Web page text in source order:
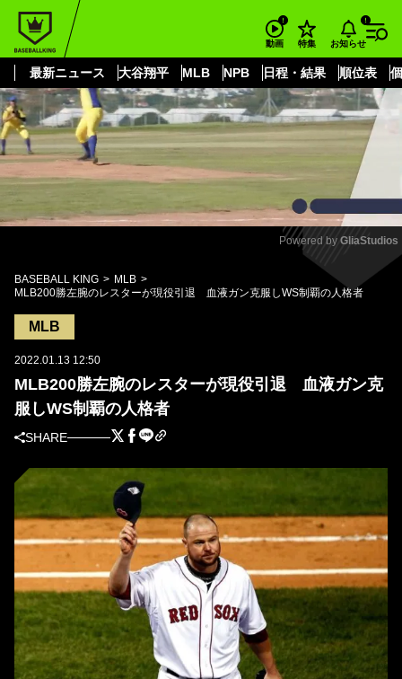
動画 特集 お知らせ
最新ニュース 大谷翔平 MLB NPB 日程・結果 順位表
もっと見る
Mute
Powered by GliaStudios
BASEBALL KING
MLB
MLB200勝左腕のレスターが現役引退 血液ガン克服しWS制覇の人格者
MLB
2022.01.13 12:50
MLB200勝左腕のレスターが現役引退 血液ガン克
服しWS制覇の人格者
SHARE